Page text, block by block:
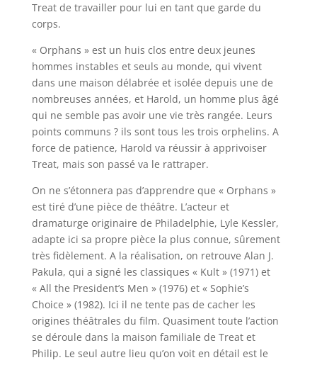
Treat de travailler pour lui en tant que garde du
corps.
« Orphans » est un huis clos entre deux jeunes
hommes instables et seuls au monde, qui vivent
dans une maison délabrée et isolée depuis une de
nombreuses années, et Harold, un homme plus âgé
qui ne semble pas avoir une vie très rangée. Leurs
points communs ? ils sont tous les trois orphelins. A
force de patience, Harold va réussir à apprivoiser
Treat, mais son passé va le rattraper.
On ne s’étonnera pas d’apprendre que « Orphans »
est tiré d’une pièce de théâtre. L’acteur et
dramaturge originaire de Philadelphie, Lyle Kessler,
adapte ici sa propre pièce la plus connue, sûrement
très fidèlement. A la réalisation, on retrouve Alan J.
Pakula, qui a signé les classiques « Kult » (1971) et
« All the President’s Men » (1976) et « Sophie’s
Choice » (1982). Ici il ne tente pas de cacher les
origines théâtrales du film. Quasiment toute l’action
se déroule dans la maison familiale de Treat et
Philip. Le seul autre lieu qu’on voit en détail est le